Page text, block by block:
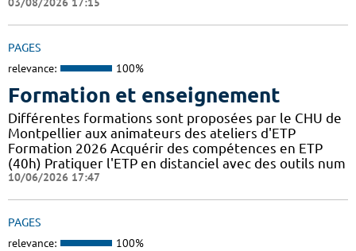
PAGES
relevance: 100%
Formation et enseignement
Différentes formations sont proposées par le CHU de
Montpellier aux animateurs des ateliers d'ETP
Formation 2026 Acquérir des compétences en ETP
(40h) Pratiquer l'ETP en distanciel avec des outils num
10/06/2026 17:47
PAGES
relevance: 100%